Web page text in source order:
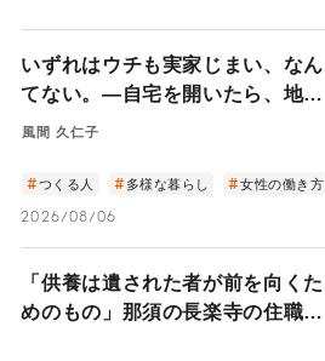
いずれはウチも実家じまい、なん
てない。―自宅を開いたら、地域
と世界を繋ぐ扉になった。豪徳寺
の未来―
風間 久仁子
つくる人 多様な暮らし 女性の働き方
2026/08/06
「供養は遺された者が前を向くた
めのもの」那須の長楽寺の住職が